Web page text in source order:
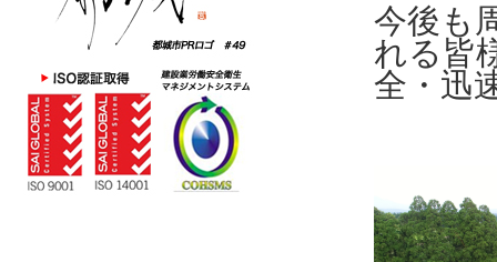
今後も
れる皆
全・迅